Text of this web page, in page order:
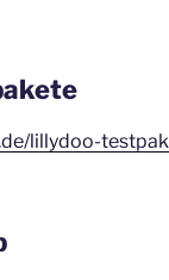
lillydoo-